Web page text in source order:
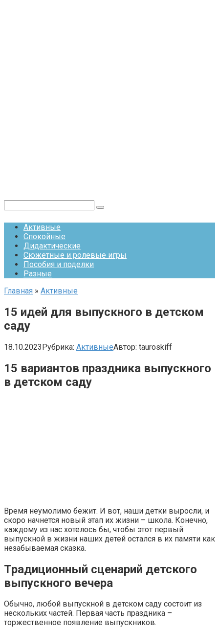
Активные
Спокойные
Дидактические
Сюжетные и ролевые игры
Пособия и поделки
Разные
Главная » Активные
15 идей для выпускного в детском
саду
18.10.2023Рубрика: АктивныеАвтор: tauroskiff
15 вариантов праздника выпускного
в детском саду
Время неумолимо бежит. И вот, наши детки выросли, и
скоро начнется новый этап их жизни – школа. Конечно,
каждому из нас хотелось бы, чтобы этот первый
выпускной в жизни наших детей остался в их памяти как
незабываемая сказка.
Традиционный сценарий детского
выпускного вечера
Обычно, любой выпускной в детском саду состоит из
нескольких частей. Первая часть праздника –
торжественное появление выпускников.